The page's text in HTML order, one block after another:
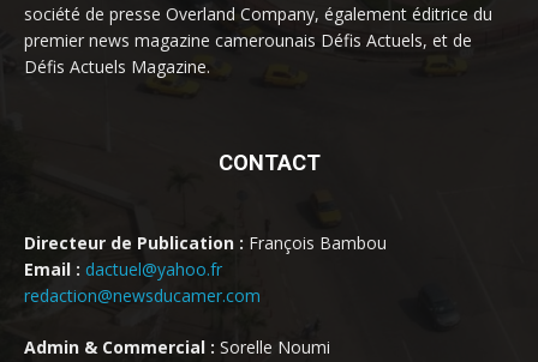
société de presse Overland Company, également éditrice du
premier news magazine camerounais Défis Actuels, et de
Défis Actuels Magazine.
CONTACT
Directeur de Publication : François Bambou
Email : dactuel@yahoo.fr
redaction@newsducamer.com
Admin & Commercial : Sorelle Noumi